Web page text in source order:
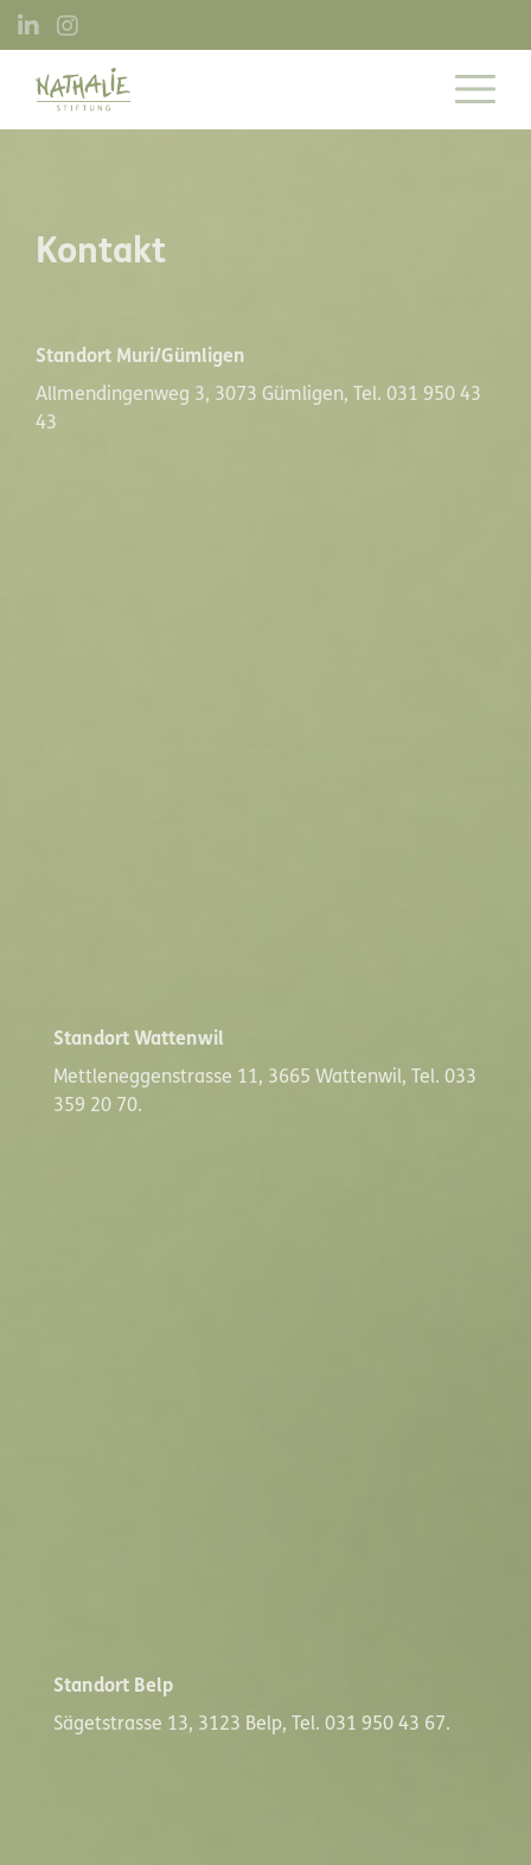
zum
Kontakt
Standort Muri/Gümligen
Allmendingenweg 3, 3073 Gümligen, Tel. 031 950 43
43
Standort Wattenwil
Mettleneggenstrasse 11, 3665 Wattenwil, Tel. 033
359 20 70.
Standort Belp
Sägetstrasse 13, 3123 Belp, Tel. 031 950 43 67.